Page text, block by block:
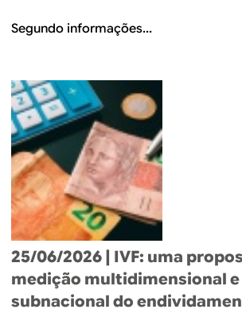
Segundo informações...
25/06/2026 | IVF: uma
medição multidimensional e
subnacional do